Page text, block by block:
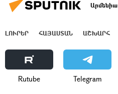
Արմենիա
ԼՈՒՐԵՐ ՀԱՅԱՍՏԱՆ ԱՇԽԱՐՀ
Rutube Telegram